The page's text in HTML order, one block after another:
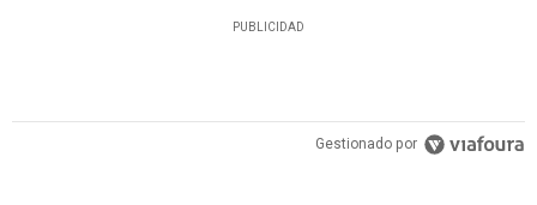
PUBLICIDAD
Gestionado por